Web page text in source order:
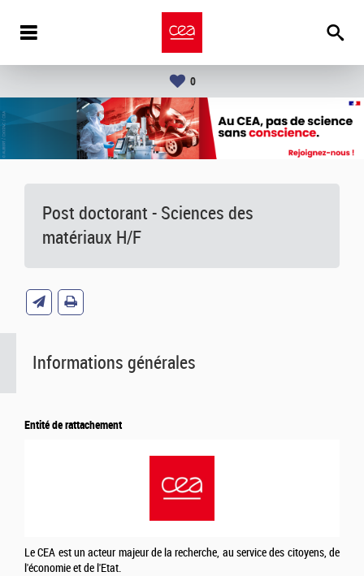
0
Post doctorant - Sciences des
matériaux H/F
Informations générales
Entité de rattachement
Le CEA est un acteur majeur de la recherche, au service des citoyens, de
l'économie et de l'Etat.